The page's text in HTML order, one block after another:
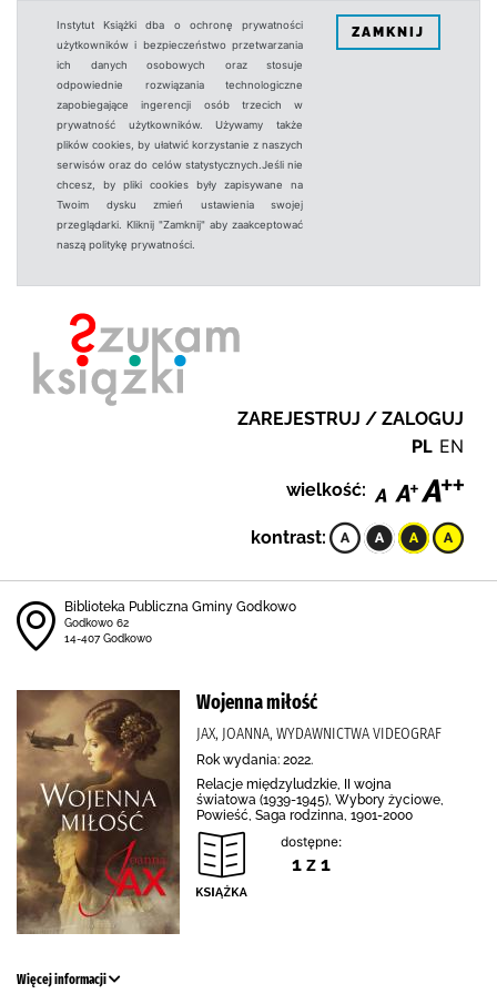
Instytut Książki dba o ochronę prywatności
użytkowników i bezpieczeństwo przetwarzania
ich danych osobowych oraz stosuje
odpowiednie rozwiązania technologiczne
zapobiegające ingerencji osób trzecich w
prywatność użytkowników. Używamy także
plików cookies, by ułatwić korzystanie z naszych
serwisów oraz do celów statystycznych.Jeśli nie
chcesz, by pliki cookies były zapisywane na
Twoim dysku zmień ustawienia swojej
przeglądarki. Kliknij "Zamknij" aby zaakceptować
naszą politykę prywatności.
ZAMKNIJ
ZAREJESTRUJ / ZALOGUJ
PL EN
wielkość:
kontrast:
Biblioteka Publiczna Gminy Godkowo
Godkowo 62
14-407 Godkowo
Wojenna miłość
JAX, JOANNA, WYDAWNICTWA VIDEOGRAF
Rok wydania: 2022.
Relacje międzyludzkie, II wojna
światowa (1939-1945), Wybory życiowe,
Powieść, Saga rodzinna, 1901-2000
dostępne:
1 z 1
Więcej informacji